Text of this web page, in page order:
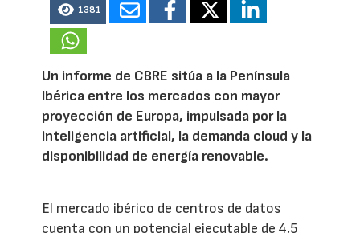
1381
Un informe de CBRE sitúa a la Península
Ibérica entre los mercados con mayor
proyección de Europa, impulsada por la
inteligencia artificial, la demanda cloud y la
disponibilidad de energía renovable.
El mercado ibérico de centros de datos
cuenta con un potencial ejecutable de 4,5